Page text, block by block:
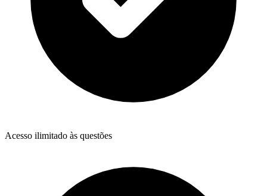
Acesso ilimitado às questões